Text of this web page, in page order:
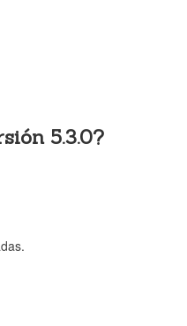
5.3.0?